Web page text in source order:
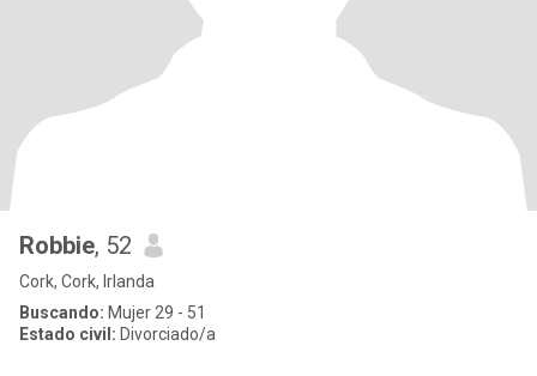
Robbie, 52
Cork, Cork, Irlanda
Buscando: Mujer 29 - 51
Estado civil: Divorciado/a